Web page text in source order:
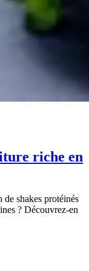
riche en
de shakes protéinés
? Découvrez-en